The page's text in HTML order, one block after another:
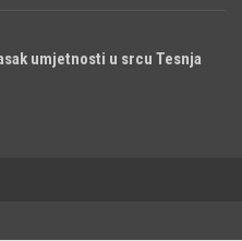
umjetnosti u srcu Tesnja